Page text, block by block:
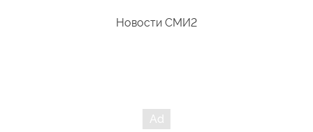
Новости СМИ2